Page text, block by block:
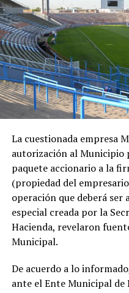
La cuestionada empresa
autorización al Municipio
paquete accionario a la
(propiedad del
operación que deberá ser
especial creada por la
Hacienda, revelaron
Municipal.
De acuerdo a lo
ante el Ente Municipal de